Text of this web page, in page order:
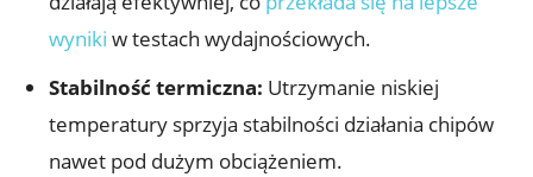
‌wyniki ⁢w testach wydajnościowych.
Stabilność termiczna: Utrzymanie niskiej ​
temperatury sprzyja ‍stabilności działania chipów
nawet pod dużym obciążeniem.